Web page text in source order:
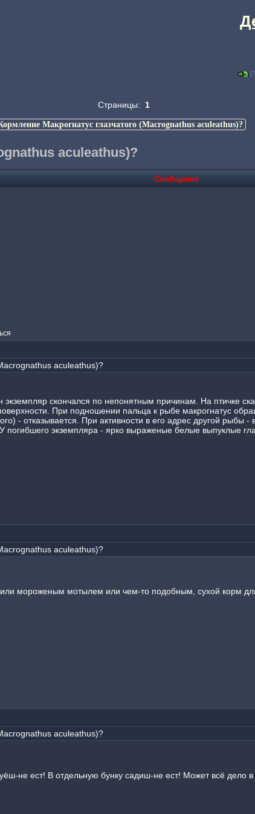
Страницы: 1
Макрогнатус глазчатого (Macrognathus aculeathus)?
aculeathus)?
Сообщение
aculeathus)?
скончался по непонятным причинам. На птичке
При подношении пальца к рыбе макрогнатус
- отказывается. При активности в его адрес другой рыбы
У погибшего экземпляра - ярко выраженые белые выпуклые
aculeathus)?
мороженым мотылем или чем-то подобным, сухой корм
aculeathus)?
не ест! В отдельную бунку садиш-не ест! Может всё дело